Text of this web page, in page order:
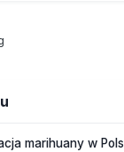
marihuany w